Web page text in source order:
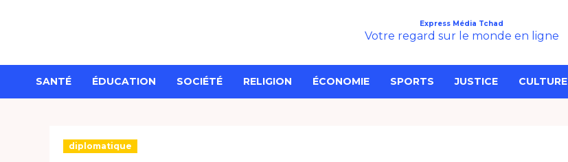
Express Média Tchad
Votre regard sur le monde en ligne
SANTÉ ÉDUCATION SOCIÉTÉ RELIGION ÉCONOMIE SPORTS JUSTICE CULTURE
diplomatique